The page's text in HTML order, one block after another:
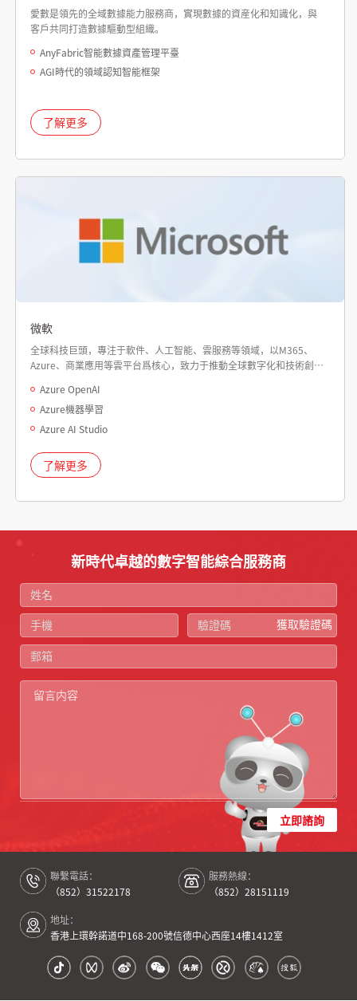
愛數是領先的全域數據能力服務商，實現數據的資産化和知識化，與
客戶共同打造數據驅動型組織。
AnyFabric智能數據資產管理平臺
AGI時代的領域認知智能框架
了解更多
微軟
全球科技巨頭，專注于軟件、人工智能、雲服務等領域，以M365、
Azure、商業應用等雲平台爲核心，致力于推動全球數字化和技術創
Azure OpenAI
Azure機器學習
Azure AI Studio
了解更多
新時代卓越的數字智能綜合服務商
獲取驗證碼
立即諮詢
聯繫電話：
（852）31522178
服務熱線：
（852）28151119
地址：
香港上環幹諾道中168-200號信德中心西座14樓1412室